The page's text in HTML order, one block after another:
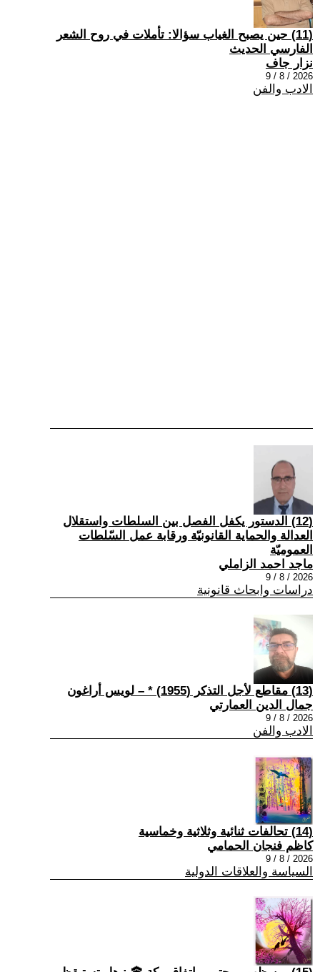
(11) حين يصبح الغياب سؤالا: تأملات في روح الشعر
الفارسي الحديث
نزار جاف
2026 / 8 / 9
الادب والفن
(12) الدستور يكفل الفصل بين السلطات واستقلال
العدالة والحماية القانونيّة ورقابة عمل السّلطات
العموميّة
ماجد احمد الزاملي
2026 / 8 / 9
دراسات وابحاث قانونية
(13) مقاطع لأجل التذكر (1955) * – لويس أراغون
جمال الدين العمارتي
2026 / 8 / 9
الادب والفن
(14) تحالفات ثنائية وثلاثية وخماسية
كاظم فنجان الحمامي
2026 / 8 / 9
السياسة والعلاقات الدولية